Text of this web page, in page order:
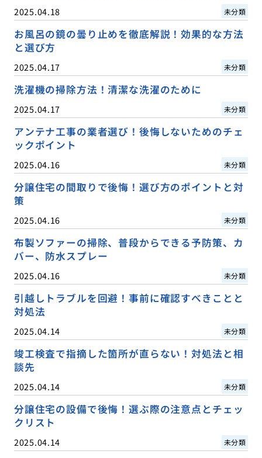
2025.04.18 未分類
お風呂の鏡の曇り止めを徹底解説！効果的な方法
と選び方
2025.04.17 未分類
洗濯機の掃除方法！清潔な洗濯のために
2025.04.17 未分類
アンテナ工事の業者選び！後悔しないためのチェ
ックポイント
2025.04.16 未分類
分譲住宅の間取りで後悔！選び方のポイントと対
策
2025.04.16 未分類
布製ソファーの掃除、普段からできる予防策、カ
バー、防水スプレー
2025.04.16 未分類
引越しトラブルを回避！事前に確認すべきことと
対処法
2025.04.14 未分類
竣工検査で指摘した箇所が直らない！対処法と相
談先
2025.04.14 未分類
分譲住宅の設備で後悔！選ぶ際の注意点とチェッ
クリスト
2025.04.14 未分類